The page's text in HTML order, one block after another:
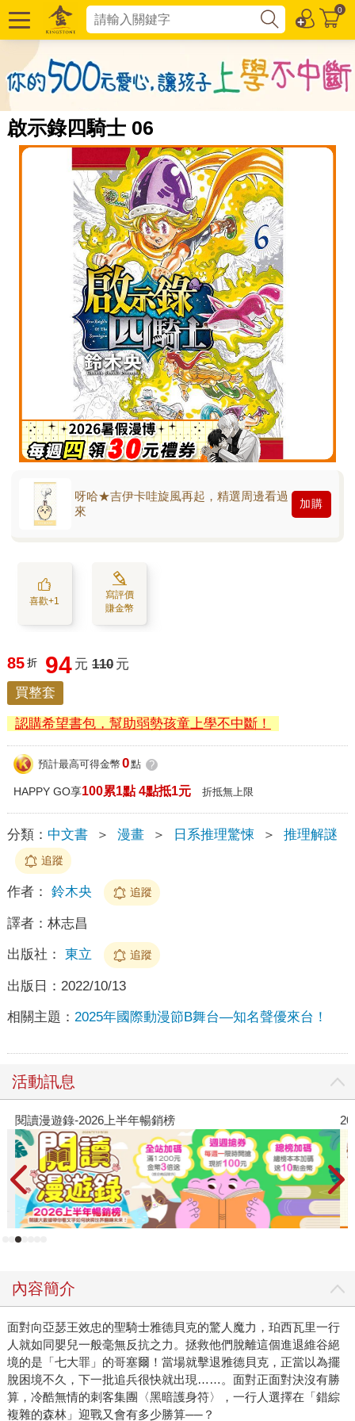
0
啟示錄四騎士 06
呀哈★吉伊卡哇旋風再起，精選周邊看過
來
加購
喜歡+1
寫評價
賺金幣
85 折 94 元 110 元
買整套
認購希望書包，幫助弱勢孩童上學不中斷！
預計最高可得金幣 0點 ?
HAPPY GO享100累1點 4點抵1元 折抵無上限
分類： 中文書 ＞ 漫畫 ＞ 日系推理驚悚 ＞ 推理解謎
追蹤
作者： 鈴木央 追蹤
譯者： 林志昌
出版社： 東立 追蹤
出版日： 2022/10/13
相關主題： 2025年國際動漫節B舞台—知名聲優來台！
活動訊息
閱讀漫遊錄-2026上半年暢銷榜
內容簡介
面對向亞瑟王效忠的聖騎士雅德貝克的驚人魔力，珀西瓦里一行
人就如同嬰兒一般毫無反抗之力。拯救他們脫離這個進退維谷絕
境的是「七大罪」的哥塞爾！當場就擊退雅德貝克，正當以為擺
脫困境不久，下一批追兵很快就出現……。面對正面對決沒有勝
算，冷酷無情的刺客集團〈黑暗護身符〉，一行人選擇在「錯綜
複雜的森林」迎戰又會有多少勝算──？